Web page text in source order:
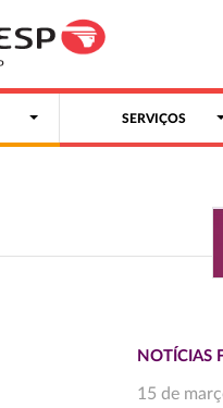
SERVIÇOS
NOTÍCIAS
15 de